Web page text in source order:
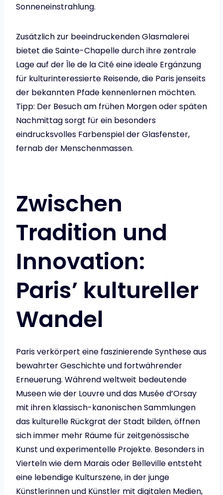
Sonneneinstrahlung.
Zusätzlich zur beeindruckenden Glasmalerei
bietet die Sainte-Chapelle durch ihre zentrale
Lage auf der Île de la Cité eine ideale Ergänzung
für kulturinteressierte Reisende, die Paris jenseits
der bekannten Pfade kennenlernen möchten.
Tipp: Der Besuch am frühen Morgen oder späten
Nachmittag sorgt für ein besonders
eindrucksvolles Farbenspiel der Glasfenster,
fernab der Menschenmassen.
Zwischen
Tradition und
Innovation:
Paris’ kultureller
Wandel
Paris verkörpert eine faszinierende Synthese aus
bewahrter Geschichte und fortwährender
Erneuerung. Während weltweit bedeutende
Museen wie der Louvre und das Musée d’Orsay
mit ihren klassisch-kanonischen Sammlungen
das kulturelle Rückgrat der Stadt bilden, öffnen
sich immer mehr Räume für zeitgenössische
Kunst und experimentelle Projekte. Besonders in
Vierteln wie dem Marais oder Belleville entsteht
eine lebendige Kulturszene, in der junge
Künstlerinnen und Künstler mit digitalen Medien,